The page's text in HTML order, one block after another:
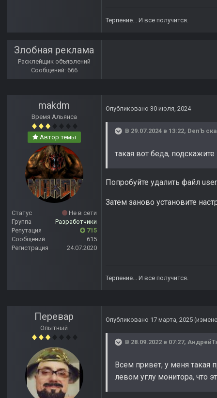
Терпение... И все получится.
Злобная реклама
Расклейщик объявлений
Сообщений: 666
makdm
Время Альянса
Автор темы
Статус
Не в сети
Группа
Разработчики
Репутация
715
Сообщений
615
Регистрация
24.07.2020
Опубликовано 30 июля, 2024
В 29.07.2024 в 13:22, DenЪ
такая вот беда,
Попробуйте удалить файл
Затем заново установите
Терпение... И все получится.
Перевар
Опытный
Опубликовано 17 марта, 2025
В 28.09.2022 в 07:27,
Всем привет, у меня такая
левом углу монитора, что